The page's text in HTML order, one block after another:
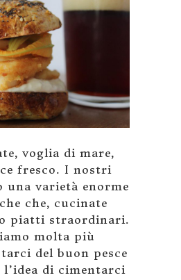
voglia di mare,
fresco. I nostri
varietà enorme
che, cucinate
piatti straordinari.
molta più
del buon pesce
l’idea di cimentarci